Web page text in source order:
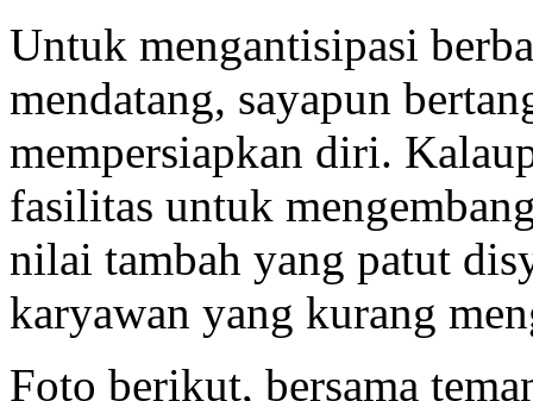
Untuk mengantisipasi
mendatang, sayapun
mempersiapkan diri.
fasilitas untuk
nilai tambah yang patut
karyawan yang kurang
Foto berikut, bersama